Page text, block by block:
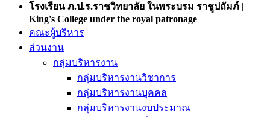
โรงเรียน ภ.ป.ร.ราชวิทยาลัย ในพระบรม ราชูปถัมภ์ |
King's College under the royal patronage
คณะผู้บริหาร
ส่วนงาน
กลุ่มบริหารงาน
กลุ่มบริหารงานวิชาการ
กลุ่มบริหารงานบุคคล
กลุ่มบริหารงานงบประมาณ